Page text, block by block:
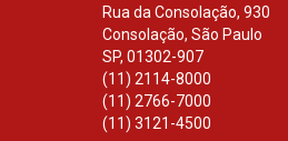
Rua da Consolação, 930
Consolação, São Paulo
SP, 01302-907
(11) 2114-8000
(11) 2766-7000
(11) 3121-4500